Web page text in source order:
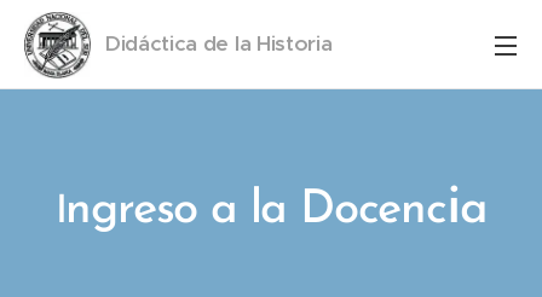
Didáctica de la Historia
Ingreso a la Docencia